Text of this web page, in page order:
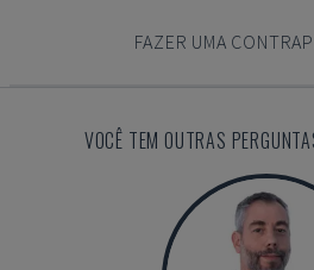
FAZER UMA
VOCÊ TEM OUTRAS